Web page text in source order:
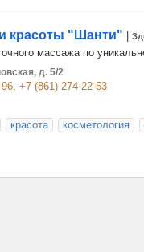
красоты "Шанти"
массажа по
д. 5/2
+7 (861) 274-22-53
красота косметология